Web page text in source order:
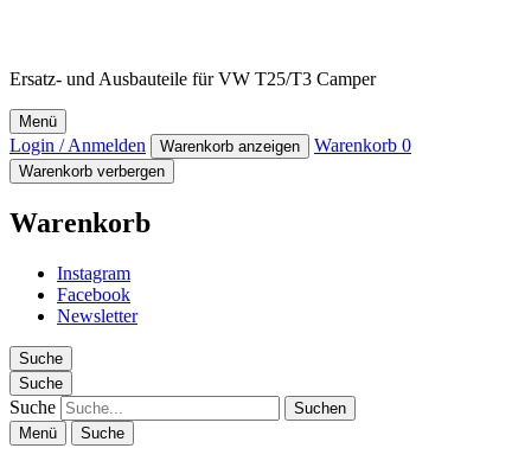
Ersatz- und Ausbauteile für VW T25/T3 Camper
Menü
Login / Anmelden Warenkorb anzeigen Warenkorb 0
Warenkorb verbergen
Warenkorb
Instagram
Facebook
Newsletter
Suche
Suche
Suche
Menü Suche